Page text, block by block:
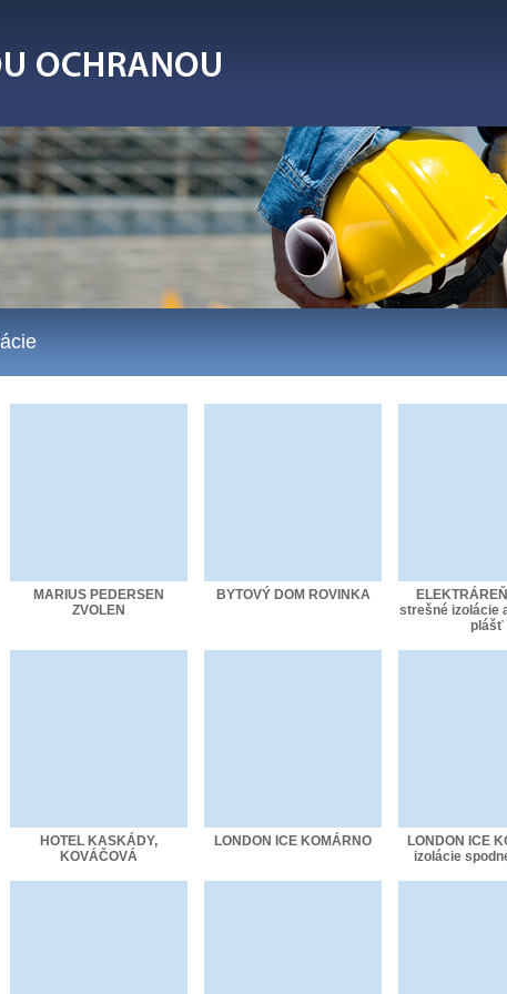
MARIUS PEDERSEN
ZVOLEN
BYTOVÝ DOM ROVINKA
strešné izolácie
plášť
HOTEL KASKÁDY,
KOVÁČOVÁ
LONDON ICE KOMÁRNO
LONDON ICE
izolácie